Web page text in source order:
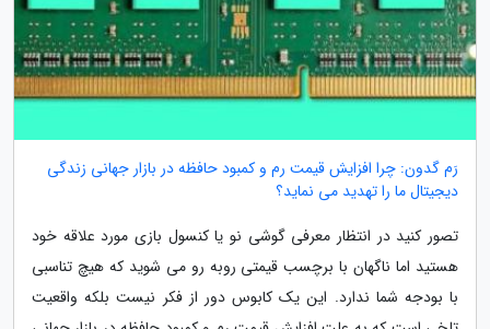
رَم گدون: چرا افزایش قیمت رم و کمبود حافظه در بازار جهانی زندگی
دیجیتال ما را تهدید می نماید؟
تصور کنید در انتظار معرفی گوشی نو یا کنسول بازی مورد علاقه خود
هستید اما ناگهان با برچسب قیمتی روبه رو می شوید که هیچ تناسبی
با بودجه شما ندارد. این یک کابوس دور از فکر نیست بلکه واقعیت